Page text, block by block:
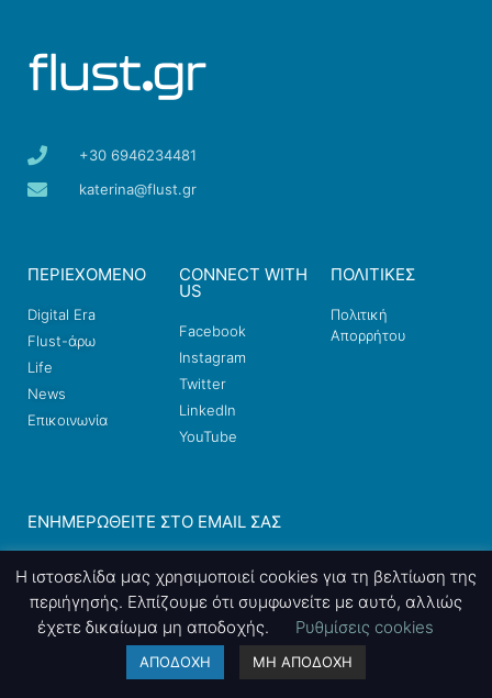
+30 6946234481
katerina@flust.gr
ΠΕΡΙΕΧΟΜΕΝΟ
Digital Era
Flust-άρω
Life
News
Επικοινωνία
CONNECT WITH
US
Facebook
Instagram
Twitter
LinkedIn
YouTube
ΠΟΛΙΤΙΚΕΣ
Πολιτική
Απορρήτου
ΕΝΗΜΕΡΩΘΕΊΤΕ ΣΤΟ EMAIL ΣΑΣ
ΕΓΓΡΑΦΉ
Η ιστοσελίδα μας χρησιμοποιεί cookies για τη βελτίωση της
περιήγησής. Ελπίζουμε ότι συμφωνείτε με αυτό, αλλιώς
έχετε δικαίωμα μη αποδοχής.
Ρυθμίσεις cookies
ΑΠΟΔΟΧΗ ΜΗ ΑΠΟΔΟΧΗ